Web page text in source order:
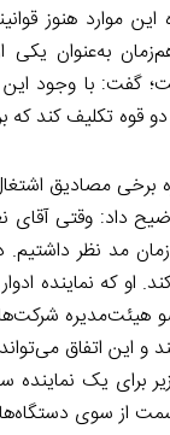
این موارد
به‌عنوان
گفت: با وجود
تکلیف کند که
برخی مصادیق
داد: وقتی آقای
مد نظر
او که نماینده
هیئت‌مدیره
و این اتفاق
برای یک
از سوی